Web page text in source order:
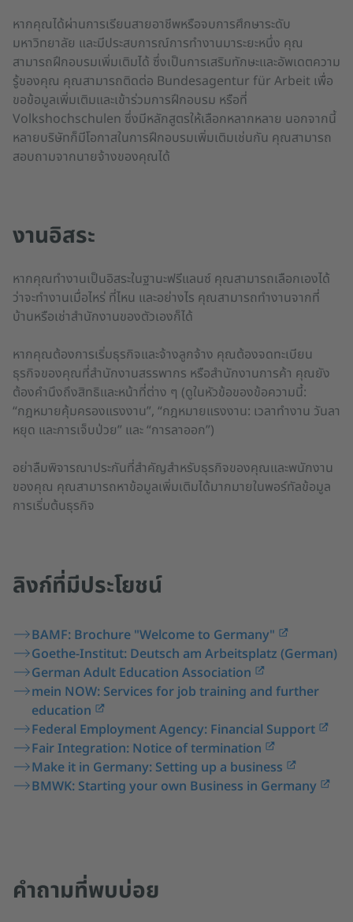
หากคุณได้ผ่านการเรียนสายอาชีพหรือจบการศึกษาระดับ
มหาวิทยาลัย และมีประสบการณ์การทำงานมาระยะหนึ่ง คุณ
สามารถฝึกอบรมเพิ่มเติมได้ ซึ่งเป็นการเสริมทักษะและอัพเดตความ
รู้ของคุณ คุณสามารถติดต่อ Bundesagentur für Arbeit เพื่อ
ขอข้อมูลเพิ่มเติมและเข้าร่วมการฝึกอบรม หรือที่
Volkshochschulen ซึ่งมีหลักสูตรให้เลือกหลากหลาย นอกจากนี้
หลายบริษัทก็มีโอกาสในการฝึกอบรมเพิ่มเติมเช่นกัน คุณสามารถ
สอบถามจากนายจ้างของคุณได้
งานอิสระ
หากคุณทำงานเป็นอิสระในฐานะฟรีแลนซ์ คุณสามารถเลือกเองได้
ว่าจะทำงานเมื่อไหร่ ที่ไหน และอย่างไร คุณสามารถทำงานจากที่
บ้านหรือเช่าสำนักงานของตัวเองก็ได้
หากคุณต้องการเริ่มธุรกิจและจ้างลูกจ้าง คุณต้องจดทะเบียน
ธุรกิจของคุณที่สำนักงานสรรพากร หรือสำนักงานการค้า คุณยัง
ต้องคำนึงถึงสิทธิและหน้าที่ต่าง ๆ (ดูในหัวข้อของข้อความนี้:
“กฎหมายคุ้มครองแรงงาน”, “กฎหมายแรงงาน: เวลาทำงาน วันลา
หยุด และการเจ็บป่วย” และ “การลาออก”)
อย่าลืมพิจารณาประกันที่สำคัญสำหรับธุรกิจของคุณและพนักงาน
ของคุณ คุณสามารถหาข้อมูลเพิ่มเติมได้มากมายในพอร์ทัลข้อมูล
การเริ่มต้นธุรกิจ
ลิงก์ที่มีประโยชน์
BAMF: Brochure "Welcome to Germany"
Goethe-Institut: Deutsch am Arbeitsplatz (German)
German Adult Education Association
mein NOW: Services for job training and further
education
Federal Employment Agency: Financial Support
Fair Integration: Notice of termination
Make it in Germany: Setting up a business
BMWK: Starting your own Business in Germany
คำถามที่พบบ่อย